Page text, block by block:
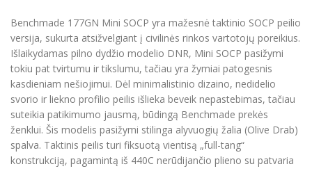
Benchmade 177GN Mini SOCP yra mažesnė taktinio SOCP peilio
versija, sukurta atsižvelgiant į civilinės rinkos vartotojų poreikius.
Išlaikydamas pilno dydžio modelio DNR, Mini SOCP pasižymi
tokiu pat tvirtumu ir tikslumu, tačiau yra žymiai patogesnis
kasdieniam nešiojimui. Dėl minimalistinio dizaino, nedidelio
svorio ir liekno profilio peilis išlieka beveik nepastebimas, tačiau
suteikia patikimumo jausmą, būdingą Benchmade prekės
ženklui. Šis modelis pasižymi stilinga alyvuogių žalia (Olive Drab)
spalva. Taktinis peilis turi fiksuotą vientisą „full-tang“
konstrukciją, pagamintą iš 440C nerūdijančio plieno su patvaria